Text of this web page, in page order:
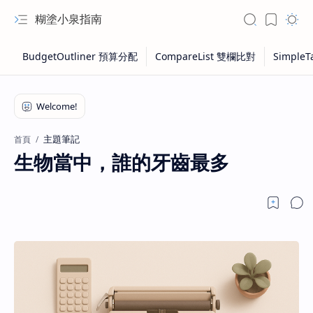
糊塗小泉指南
首頁 主題筆記
生物當中，誰的牙齒最多